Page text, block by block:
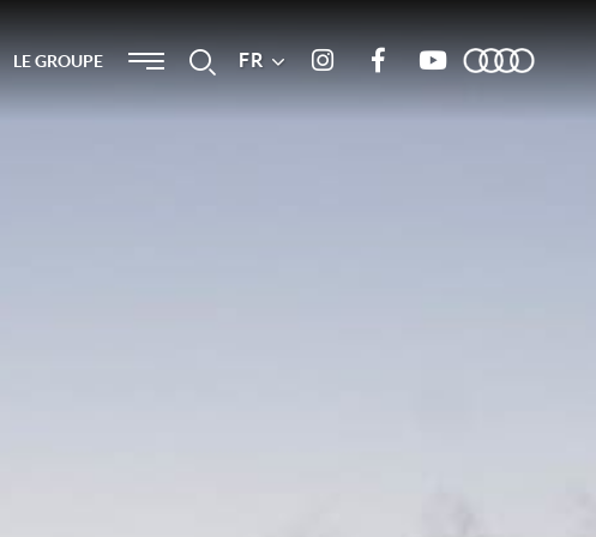
LE GROUPE Menu
RechercheFR